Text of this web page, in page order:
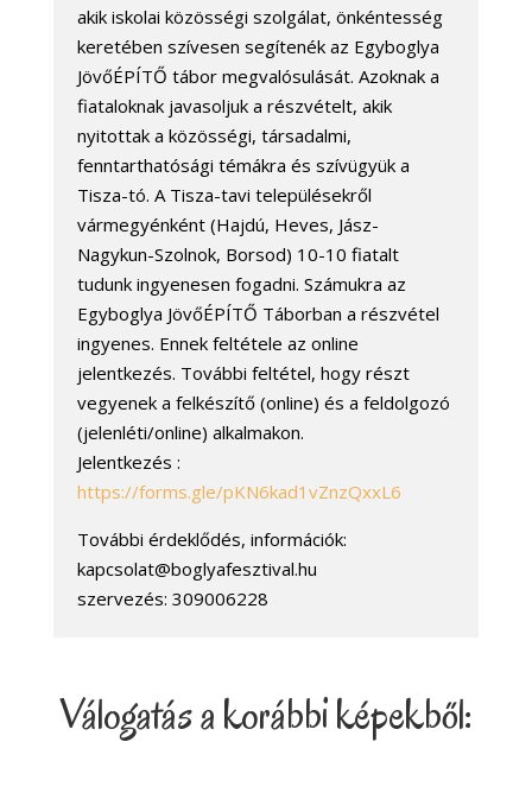
akik iskolai közösségi szolgálat, önkéntesség
keretében szívesen segítenék az Egyboglya
JövőÉPÍTŐ tábor megvalósulását. Azoknak a
fiataloknak javasoljuk a részvételt, akik
nyitottak a közösségi, társadalmi,
fenntarthatósági témákra és szívügyük a
Tisza-tó. A Tisza-tavi településekről
vármegyénként (Hajdú, Heves, Jász-
Nagykun-Szolnok, Borsod) 10-10 fiatalt
tudunk ingyenesen fogadni. Számukra az
Egyboglya JövőÉPÍTŐ Táborban a részvétel
ingyenes. Ennek feltétele az online
jelentkezés. További feltétel, hogy részt
vegyenek a felkészítő (online) és a feldolgozó
(jelenléti/online) alkalmakon.
Jelentkezés :
https://forms.gle/pKN6kad1vZnzQxxL6
További érdeklődés, információk:
kapcsolat@boglyafesztival.hu
szervezés: 309006228
Válogatás a korábbi képekből: